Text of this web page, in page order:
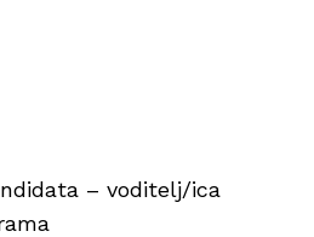
– voditelj/ica